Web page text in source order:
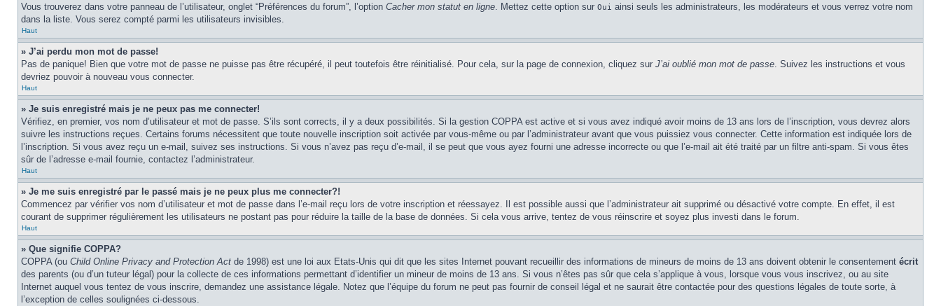
Vous trouverez dans votre panneau de l’utilisateur, onglet “Préférences du forum”, l’option Cacher mon statut en ligne. Mettez cette option sur Oui ainsi seuls les administrateurs, les modérateurs et vous verrez votre nom
dans la liste. Vous serez compté parmi les utilisateurs invisibles.
Haut
» J’ai perdu mon mot de passe!
Pas de panique! Bien que votre mot de passe ne puisse pas être récupéré, il peut toutefois être réinitialisé. Pour cela, sur la page de connexion, cliquez sur J’ai oublié mon mot de passe. Suivez les instructions et vous
devriez pouvoir à nouveau vous connecter.
Haut
» Je suis enregistré mais je ne peux pas me connecter!
Vérifiez, en premier, vos nom d’utilisateur et mot de passe. S’ils sont corrects, il y a deux possibilités. Si la gestion COPPA est active et si vous avez indiqué avoir moins de 13 ans lors de l’inscription, vous devrez alors
suivre les instructions reçues. Certains forums nécessitent que toute nouvelle inscription soit activée par vous-même ou par l’administrateur avant que vous puissiez vous connecter. Cette information est indiquée lors de
l’inscription. Si vous avez reçu un e-mail, suivez ses instructions. Si vous n’avez pas reçu d’e-mail, il se peut que vous ayez fourni une adresse incorrecte ou que l’e-mail ait été traité par un filtre anti-spam. Si vous êtes
sûr de l’adresse e-mail fournie, contactez l’administrateur.
Haut
» Je me suis enregistré par le passé mais je ne peux plus me connecter?!
Commencez par vérifier vos nom d’utilisateur et mot de passe dans l’e-mail reçu lors de votre inscription et réessayez. Il est possible aussi que l’administrateur ait supprimé ou désactivé votre compte. En effet, il est
courant de supprimer régulièrement les utilisateurs ne postant pas pour réduire la taille de la base de données. Si cela vous arrive, tentez de vous réinscrire et soyez plus investi dans le forum.
Haut
» Que signifie COPPA?
COPPA (ou Child Online Privacy and Protection Act de 1998) est une loi aux Etats-Unis qui dit que les sites Internet pouvant recueillir des informations de mineurs de moins de 13 ans doivent obtenir le consentement écrit
des parents (ou d’un tuteur légal) pour la collecte de ces informations permettant d’identifier un mineur de moins de 13 ans. Si vous n’êtes pas sûr que cela s’applique à vous, lorsque vous vous inscrivez, ou au site
Internet auquel vous tentez de vous inscrire, demandez une assistance légale. Notez que l’équipe du forum ne peut pas fournir de conseil légal et ne saurait être contactée pour des questions légales de toute sorte, à
l’exception de celles soulignées ci-dessous.